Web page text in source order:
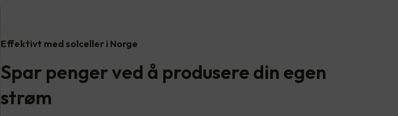
Effektivt med solceller i Norge
Spar penger ved å produsere din egen
strøm